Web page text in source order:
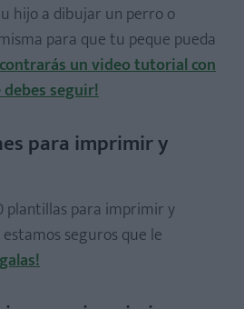
hijo a dibujar un perro o
para que tu peque pueda
un video tutorial con
seguir!
para imprimir y
plantillas para imprimir y
seguros que le